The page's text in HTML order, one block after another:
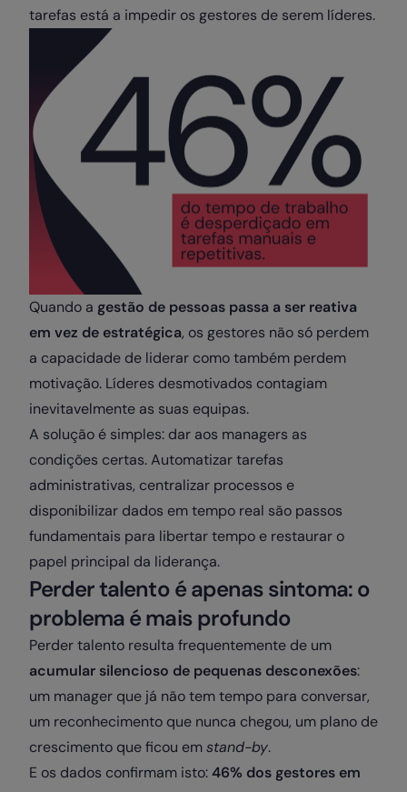
tarefas está a impedir os gestores de serem líderes.
Quando a gestão de pessoas passa a ser reativa
em vez de estratégica, os gestores não só perdem
a capacidade de liderar como também perdem
motivação. Líderes desmotivados contagiam
inevitavelmente as suas equipas.
A solução é simples: dar aos managers as
condições certas. Automatizar tarefas
administrativas, centralizar processos e
disponibilizar dados em tempo real são passos
fundamentais para libertar tempo e restaurar o
papel principal da liderança.
Perder talento é apenas sintoma: o
problema é mais profundo
Perder talento resulta frequentemente de um
acumular silencioso de pequenas desconexões:
um manager que já não tem tempo para conversar,
um reconhecimento que nunca chegou, um plano de
crescimento que ficou emstand-by.
E os dados confirmam isto:46% dos gestores em